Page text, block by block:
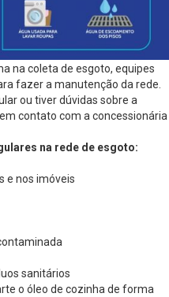
na coleta de esgoto, equipes
fazer a manutenção da rede.
ou tiver dúvidas sobre a
contato com a concessionária
na rede de esgoto:
e nos imóveis
sanitários
o óleo de cozinha de forma